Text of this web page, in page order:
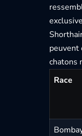
peuvent
chatons
Race